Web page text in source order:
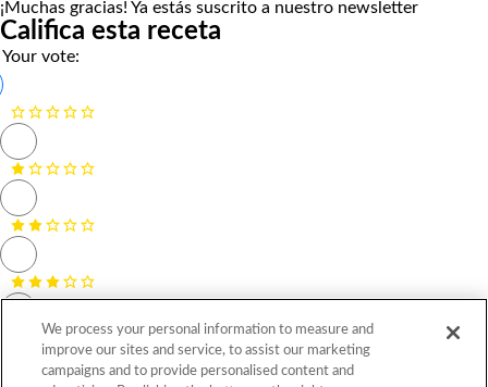
¡Muchas gracias! Ya estás suscrito a nuestro newsletter
Califica esta receta
Your vote:
We process your personal information to measure and
improve our sites and service, to assist our marketing
campaigns and to provide personalised content and